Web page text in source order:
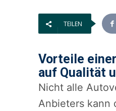
TEILEN
Vorteile
auf Qualität
Nicht alle
Anbieters kann